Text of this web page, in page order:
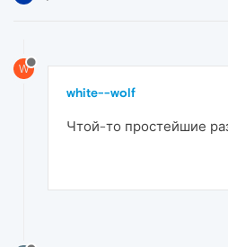
W
white--wolf
Чтой-то простейшие